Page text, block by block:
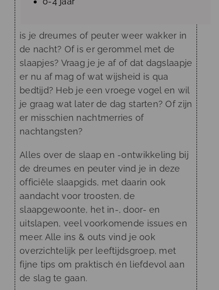
is je dreumes of peuter weer wakker in
de nacht? Of is er gerommel met de
slaapjes? Vraag je je af of dat dagslaapje
er nu af mag of wat wijsheid is qua
bedtijd? Heb je een vroege vogel en wil
je graag wat later de dag starten? Of zijn
er misschien nachtmerries of
nachtangsten?
Alles over de slaap en -ontwikkeling bij
de dreumes en peuter vind je in deze
officiële slaapgids, met daarin ook
aandacht voor troosten, de
slaapgewoonte, het in-, door- en
uitslapen, veel voorkomende issues en
meer. Alle ins & outs vind je ook
overzichtelijk per leeftijdsgroep, met
fijne tips om praktisch én liefdevol aan
de slag te gaan.